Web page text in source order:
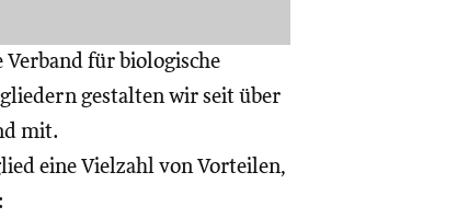
für biologische
gestalten wir seit über
mit.
eine Vielzahl von Vorteilen,